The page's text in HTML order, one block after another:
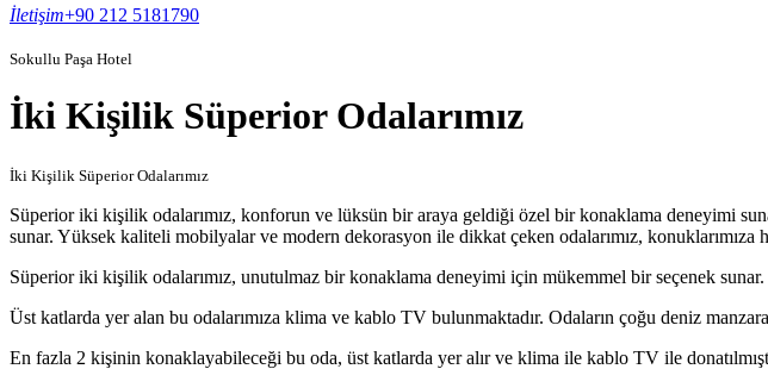
İletişim+90 212 5181790
Sokullu Paşa Hotel
İki Kişilik Süperior Odalarımız
İki Kişilik Süperior Odalarımız
Süperior iki kişilik odalarımız, konforun ve lüksün bir araya geldiği özel bir konaklama deneyimi
sunar. Yüksek kaliteli mobilyalar ve modern dekorasyon ile dikkat çeken odalarımız,
Süperior iki kişilik odalarımız, unutulmaz bir konaklama deneyimi için mükemmel bir seçenek sunar.
Üst katlarda yer alan bu odalarımıza klima ve kablo TV bulunmaktadır. Odaların çoğu deniz
En fazla 2 kişinin konaklayabileceği bu oda, üst katlarda yer alır ve klima ile kablo TV ile